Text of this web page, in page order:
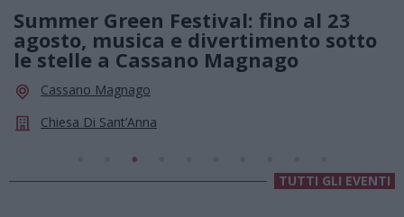
Summer Green Festival: fino al 23
agosto, musica e divertimento sotto
le stelle a Cassano Magnago
Cassano Magnago
Chiesa Di Sant’Anna
TUTTI GLI EVENTI